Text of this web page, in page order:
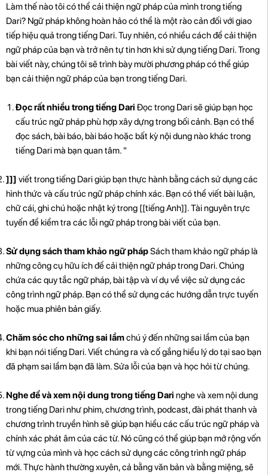
Làm thế nào tôi có thể cải thiện ngữ pháp của mình trong tiếng
Dari? Ngữ pháp không hoàn hảo có thể là một rào cản đối với giao
tiếp hiệu quả trong tiếng Dari. Tuy nhiên, có nhiều cách để cải thiện
ngữ pháp của bạn và trở nên tự tin hơn khi sử dụng tiếng Dari. Trong
bài viết này, chúng tôi sẽ trình bày mười phương pháp có thể giúp
bạn cải thiện ngữ pháp của bạn trong tiếng Dari.
Đọc rất nhiều trong tiếng Dari Đọc trong Dari sẽ giúp bạn học
cấu trúc ngữ pháp phù hợp xây dựng trong bối cảnh. Bạn có thể
đọc sách, bài báo, bài báo hoặc bất kỳ nội dung nào khác trong
tiếng Dari mà bạn quan tâm. "
]]] viết trong tiếng Dari giúp bạn thực hành bằng cách sử dụng các
hình thức và cấu trúc ngữ pháp chính xác. Bạn có thể viết bài luận,
chữ cái, ghi chú hoặc nhật ký trong [[tiếng Anh]]. Tài nguyên trực
tuyến để kiểm tra các lỗi ngữ pháp trong bài viết của bạn.
Sử dụng sách tham khảo ngữ phápSách tham khảo ngữ pháp là
những công cụ hữu ích để cải thiện ngữ pháp trong Dari. Chúng
chứa các quy tắc ngữ pháp, bài tập và ví dụ về việc sử dụng các
công trình ngữ pháp. Bạn có thể sử dụng các hướng dẫn trực tuyến
hoặc mua phiên bản giấy.
Chăm sóc cho những sai lầmchú ý đến những sai lầm của bạn
khi bạn nói tiếng Dari. Viết chúng ra và cố gắng hiểu lý do tại sao bạn
đã phạm sai lầm bạn đã làm. Sửa lỗi của bạn và học hỏi từ chúng.
Nghe để và xem nội dung trong tiếng Dari nghe và xem nội dung
trong tiếng Dari như phim, chương trình, podcast, đài phát thanh và
chương trình truyền hình sẽ giúp bạn hiểu các cấu trúc ngữ pháp và
chính xác phát âm của các từ. Nó cũng có thể giúp bạn mở rộng vốn
từ vựng của mình và học cách sử dụng các công trình ngữ pháp
mới. Thực hành thường xuyên, cả bằng văn bản và bằng miệng, sẽ